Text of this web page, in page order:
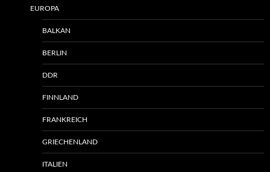
EUROPA
BALKAN
BERLIN
DDR
FINNLAND
FRANKREICH
GRIECHENLAND
ITALIEN